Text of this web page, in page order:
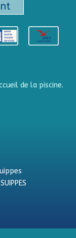
de la piscine.